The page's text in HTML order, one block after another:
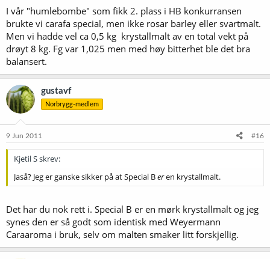
I vår "humlebombe" som fikk 2. plass i HB konkurransen
brukte vi carafa special, men ikke rosar barley eller svartmalt.
Men vi hadde vel ca 0,5 kg krystallmalt av en total vekt på
drøyt 8 kg. Fg var 1,025 men med høy bitterhet ble det bra
balansert.
gustavf
Norbrygg-medlem
9 Jun 2011 #16
Kjetil S skrev:
Jaså? Jeg er ganske sikker på at Special Beren krystallmalt.
Det har du nok rett i. Special B er en mørk krystallmalt og jeg
synes den er så godt som identisk med Weyermann
Caraaroma i bruk, selv om malten smaker litt forskjellig.